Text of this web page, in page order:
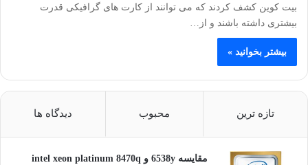
بیت کوین کشف کردند که می توانند از کارت های گرافیکی قدرت
بیشتری داشته باشند و از…
بیشتر بخوانید »
تازه ترین محبوب دیدگاه ها
مقایسه 6538y و intel xeon platinum 8470q